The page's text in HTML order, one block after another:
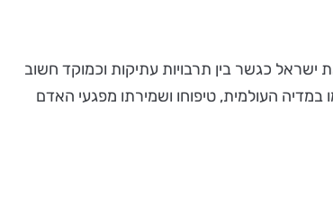
כגשר בין תרבויות עתיקות וכמוקד חשוב
העולמית, טיפוחו ושמירתו מפגעי האדם